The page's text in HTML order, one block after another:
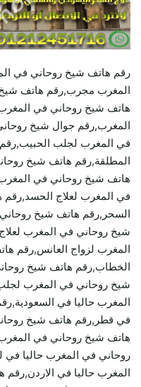
رقم هاتف شيخ روحاني في
المغرب مجرب,رقم هاتف
هاتف شيخ روحاني في
المغرب,رقم جوال شيخ
في المغرب لجلب
المطلقة,رقم هاتف شيخ
هاتف شيخ روحاني في
في المغرب لعلاج
السحر,رقم هاتف شيخ
شيخ روحاني في المغرب
المغرب لزواج العانس,رقم
الخطاب,رقم هاتف شيخ
شيخ روحاني في المغرب
المغرب حاليا في
في قطر,رقم هاتف شيخ
هاتف شيخ روحاني في
روحاني في المغرب حاليا
المغرب حاليا في